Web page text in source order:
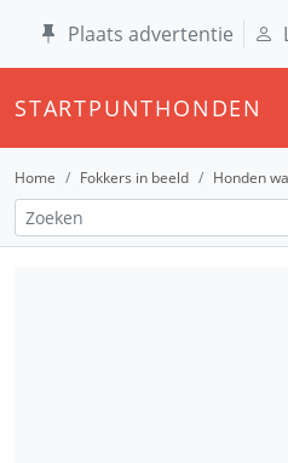
Plaats advertentie
STARTPUNTHONDEN
Home Fokkers in beeld Honden